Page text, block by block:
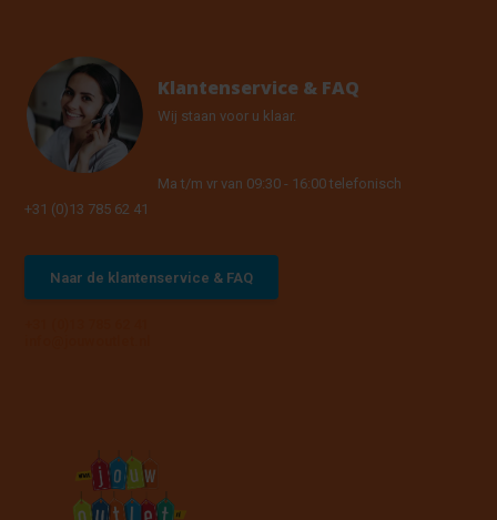
Klantenservice & FAQ
Wij staan voor u klaar.
Ma t/m vr van 09:30 - 16:00 telefonisch
+31 (0)13 785 62 41
Naar de klantenservice & FAQ